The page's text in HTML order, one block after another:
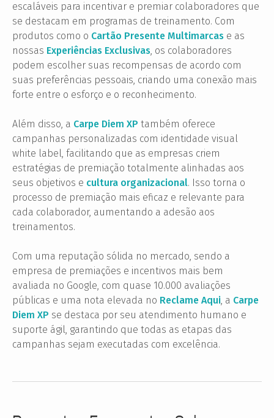
escaláveis para incentivar e premiar colaboradores que
se destacam em programas de treinamento. Com
produtos como o Cartão Presente Multimarcas e as
nossas Experiências Exclusivas, os colaboradores
podem escolher suas recompensas de acordo com
suas preferências pessoais, criando uma conexão mais
forte entre o esforço e o reconhecimento.
Além disso, a Carpe Diem XP também oferece
campanhas personalizadas com identidade visual
white label, facilitando que as empresas criem
estratégias de premiação totalmente alinhadas aos
seus objetivos e cultura organizacional. Isso torna o
processo de premiação mais eficaz e relevante para
cada colaborador, aumentando a adesão aos
treinamentos.
Com uma reputação sólida no mercado, sendo a
empresa de premiações e incentivos mais bem
avaliada no Google, com quase 10.000 avaliações
públicas e uma nota elevada no Reclame Aqui, a Carpe
Diem XP se destaca por seu atendimento humano e
suporte ágil, garantindo que todas as etapas das
campanhas sejam executadas com excelência.